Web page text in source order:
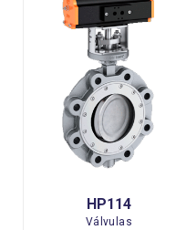
Válvulas
HP114